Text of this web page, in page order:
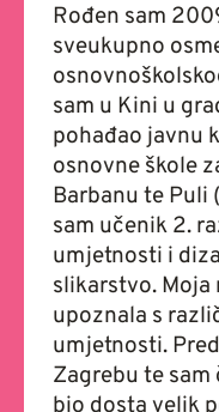
Rođen sam
sveukupno
sam u Kini u
pohađao javnu
osnovne škole
Barbanu te Puli
sam učenik 2.
umjetnosti i
slikarstvo. Moja
upoznala s
umjetnosti.
Zagrebu te sam
bio dosta velik